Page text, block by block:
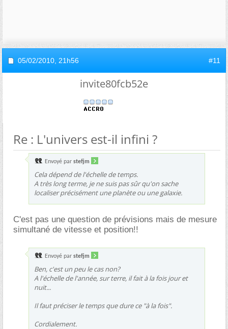
05/02/2010, 21h56 #11
invite80fcb52e
Re : L'univers est-il infini ?
Envoyé par stefjm
Cela dépend de l'échelle de temps.
A très long terme, je ne suis pas sûr qu'on sache
localiser précisément une planète ou une galaxie.
C'est pas une question de prévisions mais de mesure
simultané de vitesse et position!!
Envoyé par stefjm
Ben, c'est un peu le cas non?
A l'échelle de l'année, sur terre, il fait à la fois jour et
nuit...
Il faut préciser le temps que dure ce "à la fois".
Cordialement.